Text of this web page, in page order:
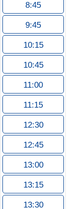
8:45
9:45
10:15
10:45
11:00
11:15
12:30
12:45
13:00
13:15
13:30